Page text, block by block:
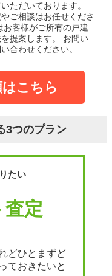
ただいております。
ご相談はお任せくださ
お客様がご所有の戸建
提案します。
お問い
合わせください。
こちら
3つのプラン
たい
定
どひとまずど
ておきたいと